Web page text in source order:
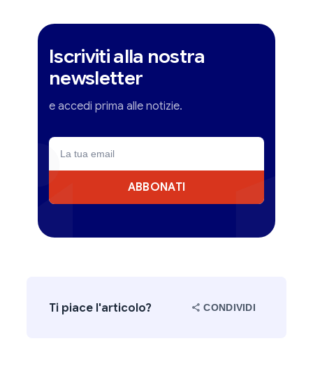
Iscriviti alla nostra
newsletter
e accedi prima alle notizie.
ABBONATI
Ti piace l'articolo? CONDIVIDI